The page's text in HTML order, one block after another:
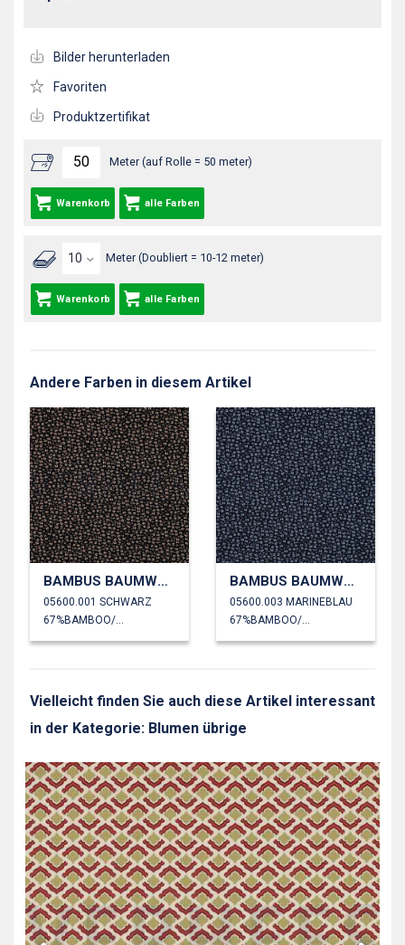
Meter (auf Rolle = 50 meter)
Warenkorb alle Farben
Meter (Doubliert = 10-12 meter)
Warenkorb alle Farben
Bilder herunterladen
Favoriten
Produktzertifikat
Andere Farben in diesem Artikel
BAMBUS BAUMWOLL JERSEY BLUMEN
05600.001 SCHWARZ
BAMBUS BAUMWOLL JERSEY BLUMEN
05600.003 MARINEBLAU
Vielleicht finden Sie auch diese Artikel interessant
in der Kategorie: Blumen übrige